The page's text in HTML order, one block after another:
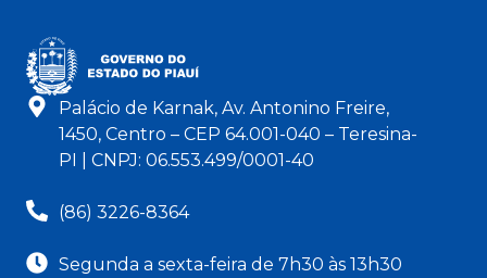
Palácio de Karnak, Av. Antonino Freire,
1450, Centro – CEP 64.001-040 – Teresina-
PI | CNPJ: 06.553.499/0001-40
(86) 3226-8364
Segunda a sexta-feira de 7h30 às 13h30